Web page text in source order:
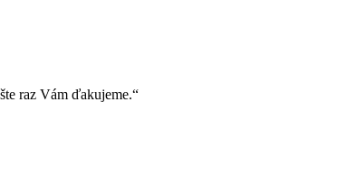
raz Vám ďakujeme.“